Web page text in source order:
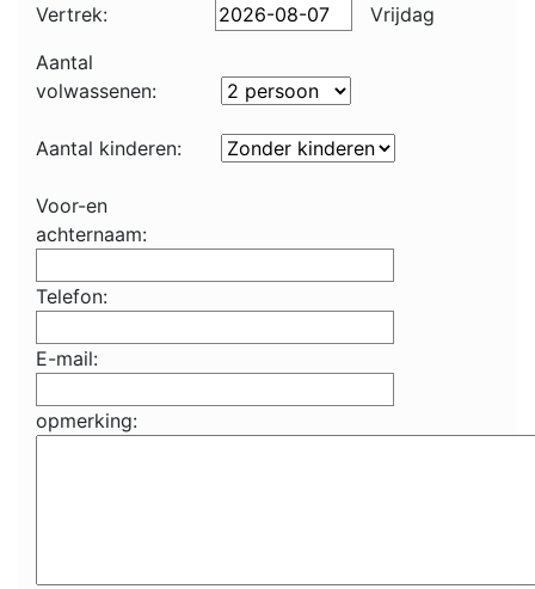
Vertrek:
Vrijdag
Aantal
volwassenen:
Aantal kinderen:
Voor-en
achternaam:
Telefon:
E-mail:
opmerking: